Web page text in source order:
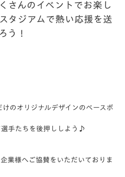
さんのイベントでお楽し
タジアムで熱い応援を送
ろう！
のオリジナルデザインのベースボ
手たちを後押ししよう♪
業様へご協賛をいただいてお りま